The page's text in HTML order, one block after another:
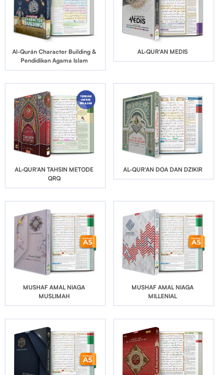
Al-Qurán Character Building &
Pendidikan Agama Islam
AL-QUR'AN MEDIS
AL-QUR'AN TAHSIN METODE
QRQ
AL-QUR'AN DOA DAN DZIKIR
MUSHAF AMAL NIAGA
MUSLIMAH
MUSHAF AMAL NIAGA
MILLENIAL